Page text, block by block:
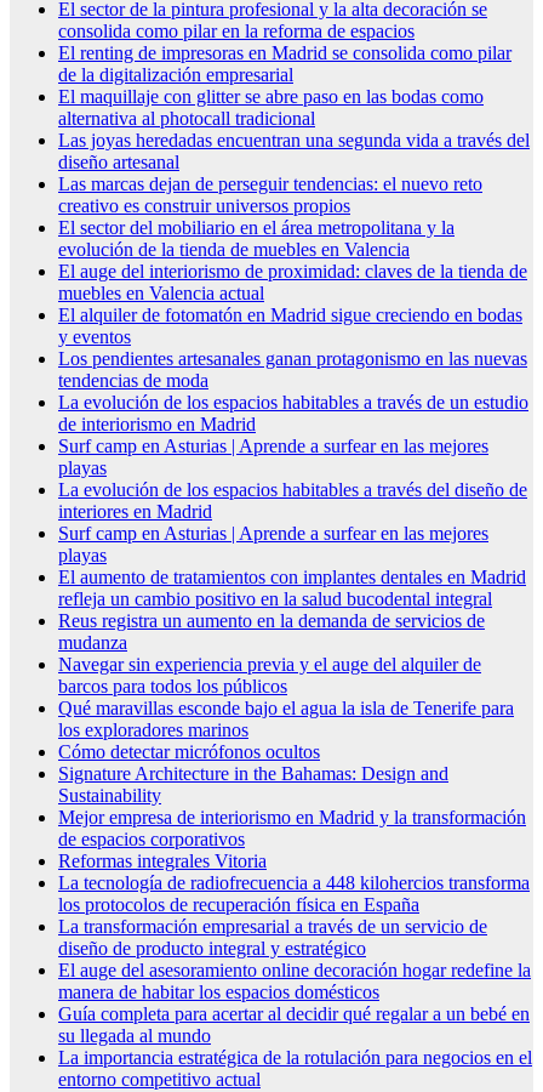
El sector de la pintura profesional y la alta decoración se
consolida como pilar en la reforma de espacios
El renting de impresoras en Madrid se consolida como pilar
de la digitalización empresarial
El maquillaje con glitter se abre paso en las bodas como
alternativa al photocall tradicional
Las joyas heredadas encuentran una segunda vida a través del
diseño artesanal
Las marcas dejan de perseguir tendencias: el nuevo reto
creativo es construir universos propios
El sector del mobiliario en el área metropolitana y la
evolución de la tienda de muebles en Valencia
El auge del interiorismo de proximidad: claves de la tienda de
muebles en Valencia actual
El alquiler de fotomatón en Madrid sigue creciendo en bodas
y eventos
Los pendientes artesanales ganan protagonismo en las nuevas
tendencias de moda
La evolución de los espacios habitables a través de un estudio
de interiorismo en Madrid
Surf camp en Asturias | Aprende a surfear en las mejores
playas
La evolución de los espacios habitables a través del diseño de
interiores en Madrid
Surf camp en Asturias | Aprende a surfear en las mejores
playas
El aumento de tratamientos con implantes dentales en Madrid
refleja un cambio positivo en la salud bucodental integral
Reus registra un aumento en la demanda de servicios de
mudanza
Navegar sin experiencia previa y el auge del alquiler de
barcos para todos los públicos
Qué maravillas esconde bajo el agua la isla de Tenerife para
los exploradores marinos
Cómo detectar micrófonos ocultos
Signature Architecture in the Bahamas: Design and
Sustainability
Mejor empresa de interiorismo en Madrid y la transformación
de espacios corporativos
Reformas integrales Vitoria
La tecnología de radiofrecuencia a 448 kilohercios transforma
los protocolos de recuperación física en España
La transformación empresarial a través de un servicio de
diseño de producto integral y estratégico
El auge del asesoramiento online decoración hogar redefine la
manera de habitar los espacios domésticos
Guía completa para acertar al decidir qué regalar a un bebé en
su llegada al mundo
La importancia estratégica de la rotulación para negocios en el
entorno competitivo actual